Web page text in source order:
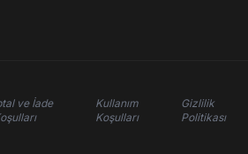
ve İade
Kullanım
Koşulları
Gizlilik
Politikası